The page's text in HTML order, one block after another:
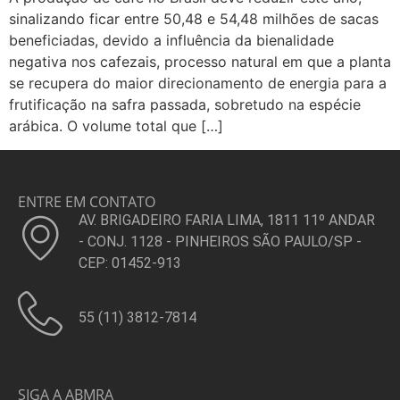
sinalizando ficar entre 50,48 e 54,48 milhões de sacas
beneficiadas, devido a influência da bienalidade
negativa nos cafezais, processo natural em que a planta
se recupera do maior direcionamento de energia para a
frutificação na safra passada, sobretudo na espécie
arábica. O volume total que […]
ENTRE EM CONTATO
AV. BRIGADEIRO FARIA LIMA, 1811 11º ANDAR
- CONJ. 1128 - PINHEIROS SÃO PAULO/SP -
CEP: 01452-913
55 (11) 3812-7814
SIGA A ABMRA